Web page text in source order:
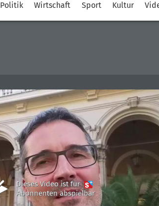
Politik Wirtschaft Sport Kultur
Dieses Video ist für
Abonnenten abspielbar